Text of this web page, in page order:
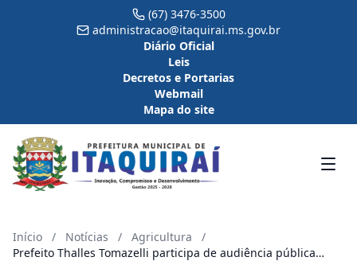
(67) 3476-3500
administracao@itaquirai.ms.gov.br
Diário Oficial
Leis
Decretos e Portarias
Webmail
Mapa do site
Início / Notícias / Agricultura
/
Prefeito Thalles Tomazelli participa de audiência pública